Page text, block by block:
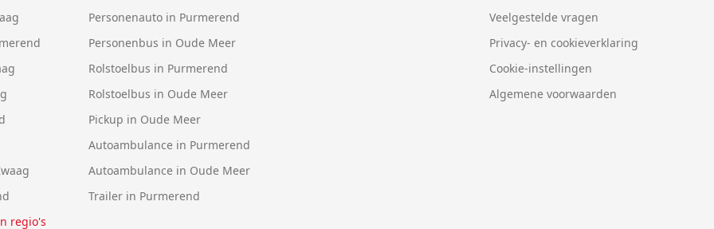
Personenauto in Purmerend
Personenbus in Oude Meer
Rolstoelbus in Purmerend
Rolstoelbus in Oude Meer
Pickup in Oude Meer
Autoambulance in Purmerend
Autoambulance in Oude Meer
Trailer in Purmerend
regio's
Veelgestelde vragen
Privacy- en cookieverklaring
Cookie-instellingen
Algemene voorwaarden